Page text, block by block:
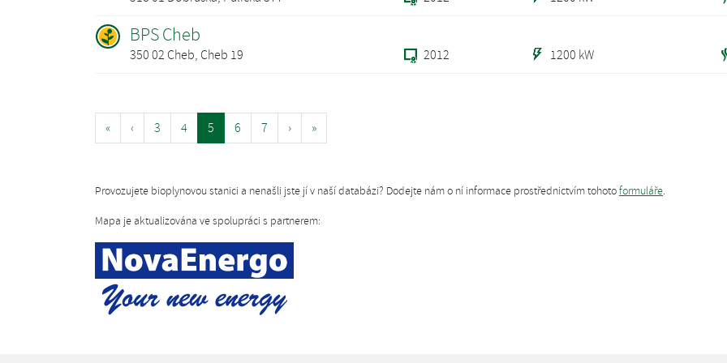
BPS Cheb
350 02 Cheb, Cheb 19 2012 1200 kW
« ‹ 3 4 5 6 7 › »
Provozujete bioplynovou stanici a nenašli jste jí v naší databázi? Dodejte nám o ní informace prostřednictvím tohotoformuláře.
Mapa je aktualizována ve spolupráci s partnerem: